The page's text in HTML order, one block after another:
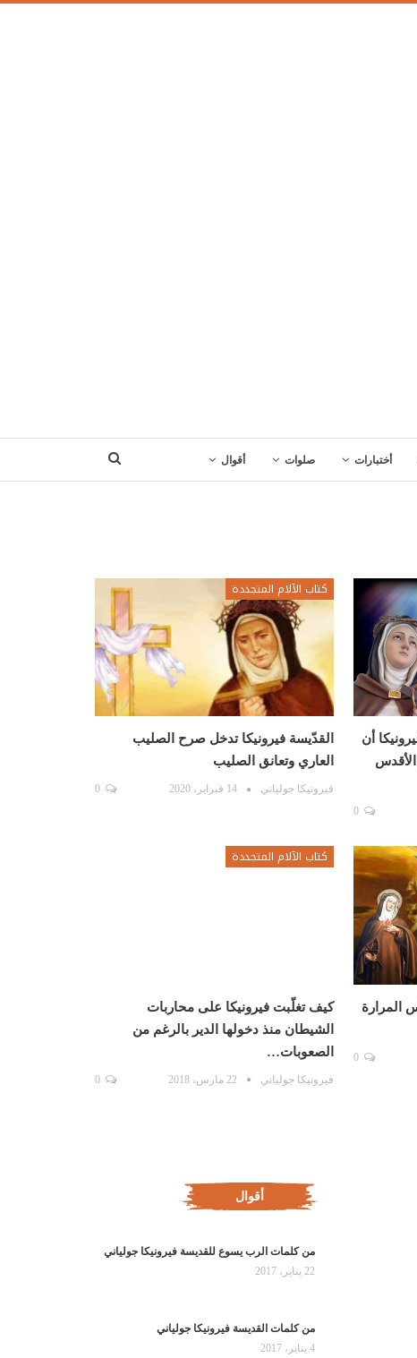
أختبارات صلوات أقوال
أن
كتاب الآلام المتجددة
القدّيسة فيرونيكا تدخل صرح الصليب
العاري وتعانق الصليب
فيرونيكا جولياني 14 فبراير، 2020
المرارة
كتاب الآلام المتجددة
كيف تغلّبت فيرونيكا على محاربات
الشيطان منذ دخولها الدير بالرغم من
الصعوبات…
فيرونيكا جولياني 22 مارس، 2018
أقوال
من كلمات الرب يسوع للقديسة فيرونيكا جولياني
22 يناير، 2017
من كلمات القديسة فيرونيكا جولياني
4 يناير، 2017